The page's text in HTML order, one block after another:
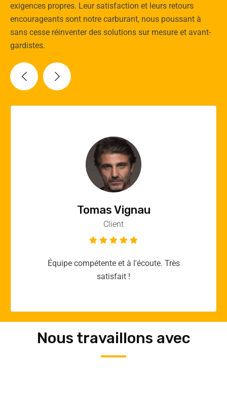
exigences propres. Leur satisfaction et leurs retours
encourageants sont notre carburant, nous poussant à
sans cesse réinventer des solutions sur mesure et avant-
gardistes.
Vincent Quere
Client
Merci yellow365.work pour votre expertise!
Nous travaillons avec